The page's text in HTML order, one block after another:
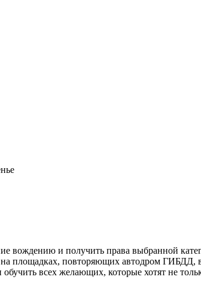
вождению и получить права выбранной
площадках, повторяющих автодром ГИБДД,
всех желающих, которые хотят не